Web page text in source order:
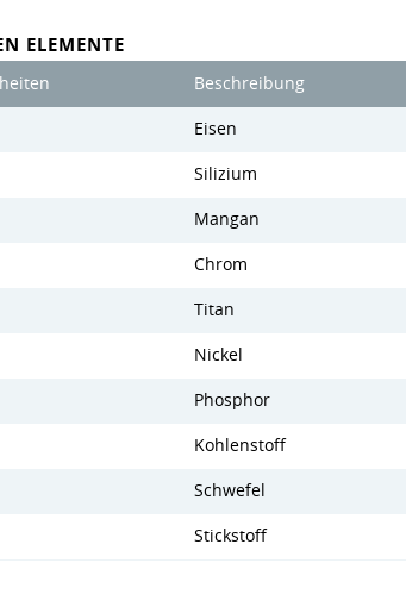
ELEMENTE
Beschreibung
Eisen
Silizium
Mangan
Chrom
Titan
Nickel
Phosphor
Kohlenstoff
Schwefel
Stickstoff